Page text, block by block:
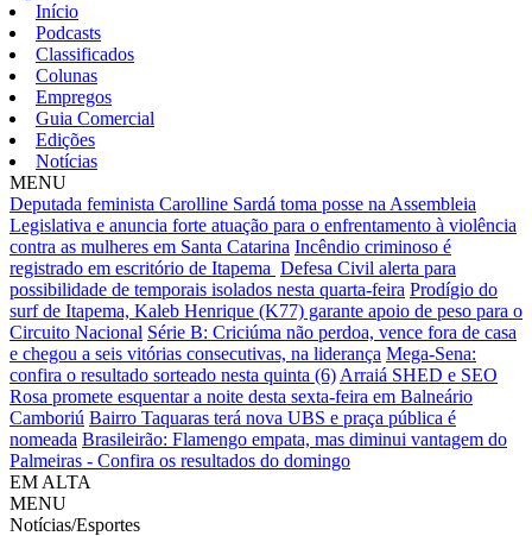
Início
Podcasts
Classificados
Colunas
Empregos
Guia Comercial
Edições
Notícias
MENU
Deputada feminista Carolline Sardá toma posse na Assembleia
Legislativa e anuncia forte atuação para o enfrentamento à violência
contra as mulheres em Santa Catarina Incêndio criminoso é
registrado em escritório de Itapema Defesa Civil alerta para
possibilidade de temporais isolados nesta quarta-feira Prodígio do
surf de Itapema, Kaleb Henrique (K77) garante apoio de peso para o
Circuito Nacional Série B: Criciúma não perdoa, vence fora de casa
e chegou a seis vitórias consecutivas, na liderança Mega-Sena:
confira o resultado sorteado nesta quinta (6) Arraiá SHED e SEO
Rosa promete esquentar a noite desta sexta-feira em Balneário
Camboriú Bairro Taquaras terá nova UBS e praça pública é
nomeada Brasileirão: Flamengo empata, mas diminui vantagem do
Palmeiras - Confira os resultados do domingo
EM ALTA
MENU
Notícias/Esportes